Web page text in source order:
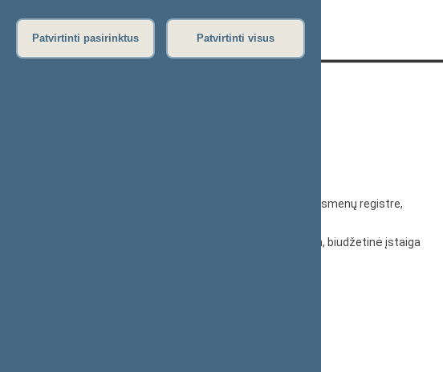
Patvirtinti pasirinktus Patvirtinti visus
Duomenys kaupiami ir saugomi Juridinių asmenų registre,
© Lietuvos Respublikos Seimo kanceliarija, biudžetinė įstaiga